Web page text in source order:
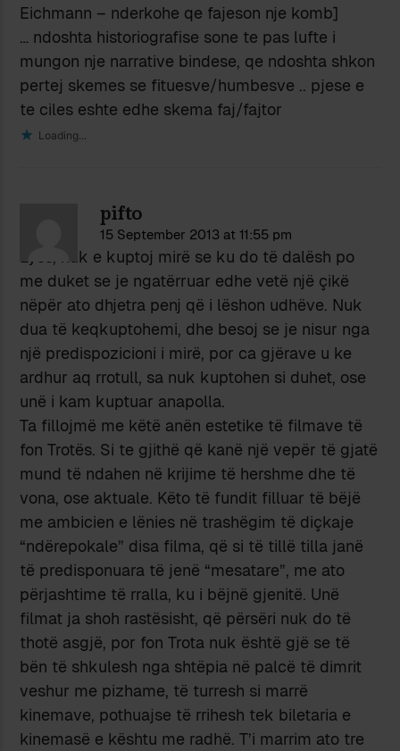
Eichmann – nderkohe qe fajeson nje komb]
… ndoshta historiografise sone te pas lufte i
mungon nje narrative bindese, qe ndoshta shkon
pertej skemes se fituesve/humbesve .. pjese e
te ciles eshte edhe skema faj/fajtor
Loading...
pifto
15 September 2013 at 11:55 pm
Lyss, nuk e kuptoj mirë se ku do të dalësh po
me duket se je ngatërruar edhe vetë një çikë
nëpër ato dhjetra penj që i lëshon udhëve. Nuk
dua të keqkuptohemi, dhe besoj se je nisur nga
një predispozicioni i mirë, por ca gjërave u ke
ardhur aq rrotull, sa nuk kuptohen si duhet, ose
unë i kam kuptuar anapolla.
Ta fillojmë me këtë anën estetike të filmave të
fon Trotës. Si te gjithë që kanë një vepër të gjatë
mund të ndahen në krijime të hershme dhe të
vona, ose aktuale. Këto të fundit filluar të bëjë
me ambicien e lënies në trashëgim të diçkaje
“ndërepokale” disa filma, që si të tillë tilla janë
të predisponuara të jenë “mesatare”, me ato
përjashtime të rralla, ku i bëjnë gjenitë. Unë
filmat ja shoh rastësisht, që përsëri nuk do të
thotë asgjë, por fon Trota nuk është gjë se të
bën të shkulesh nga shtëpia në palcë të dimrit
veshur me pizhame, të turresh si marrë
kinemave, pothuajse të rrihesh tek biletaria e
kinemasë e kështu me radhë. T’i marrim ato tre